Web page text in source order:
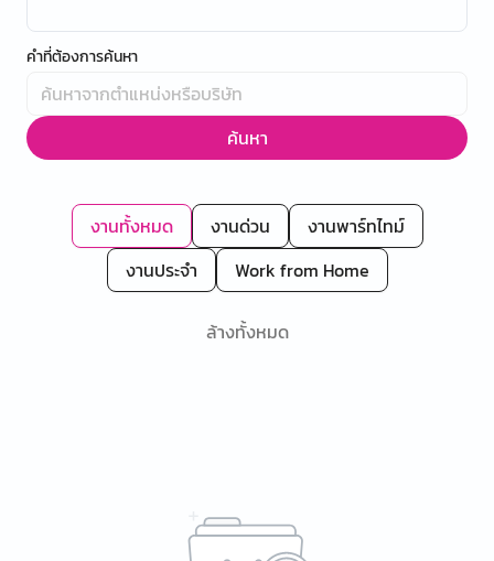
คำที่ต้องการค้นหา
ค้นหา
งานทั้งหมด งานด่วน
งานพาร์ทไทม์
งานประจำ
Work from Home
ล้างทั้งหมด